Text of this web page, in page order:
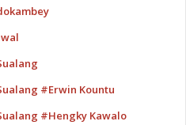
#Erwin Kountu
#Hengky Kawalo